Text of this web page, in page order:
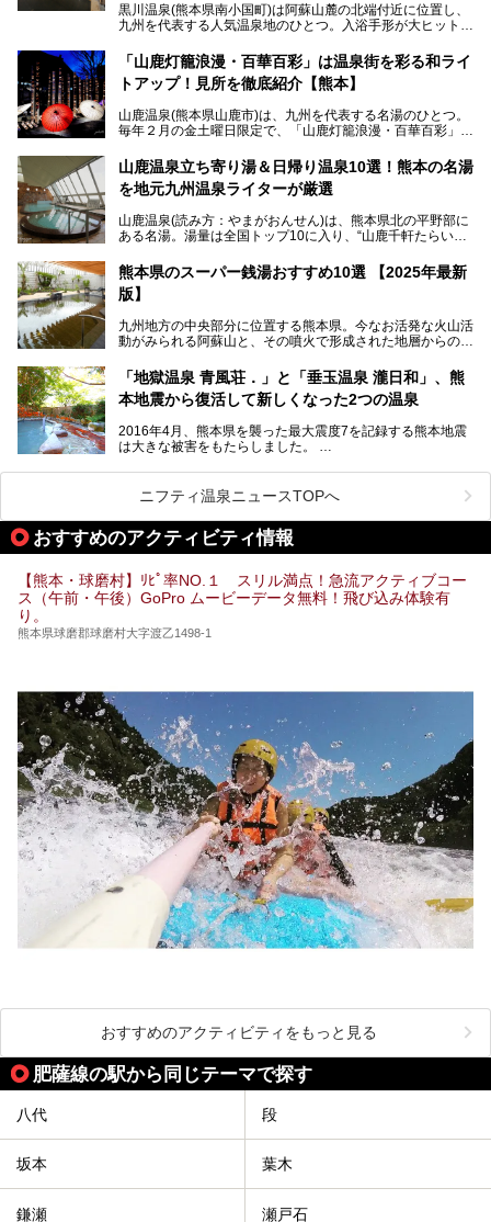
黒川温泉(熊本県南小国町)は阿蘇山麓の北端付近に位置し、
九州を代表する人気温泉地のひとつ。入浴手形が大ヒット
す。
中でも「耕きち(こうきち)の湯」は露天風呂を持たないもの
り一度廃業しましたが、2024年10月に営業再開。数多くの
温泉ファンに注目される名湯です。
今回は再開した耕きちの湯を訪問し、全浴室(男女別大浴
「山鹿灯籠浪漫・百華百彩」は温泉街を彩る和ライ
トアップ！見所を徹底紹介【熊本】
山鹿温泉(熊本県山鹿市)は、九州を代表する名湯のひとつ。
毎年２月の金土曜日限定で、「山鹿灯籠浪漫・百華百彩」
ます。和傘や竹、ろうそくなどを用いて、和情緒たっぷりの
ライトアップが無料で楽しめます。
日、の合計8日間開催。今回は地元九州在住の筆者が、その
見所を徹底紹介。併せて、その他イベントや立ち寄り湯も併
山鹿温泉立ち寄り湯＆日帰り温泉10選！熊本の名湯
を地元九州温泉ライターが厳選
山鹿温泉(読み方：やまがおんせん)は、熊本県北の平野部に
ある名湯。湯量は全国トップ10に入り、“山鹿千軒たらいな
泉質であり、お湯の良さにも定評があります。
今回は地元九州の温泉ライターの私が実際に入浴した中か
設・家族風呂の3パターンに分類し、合計10施設を厳選して
ご紹介。ぜひ、湯めぐりの参考にして下さいね！
熊本県のスーパー銭湯おすすめ10選 【2025年最新
版】
九州地方の中央部分に位置する熊本県。今なお活発な火山活
動がみられる阿蘇山と、その噴火で形成された地層からの湧
す。
そんな熊本県は、県内の至るところから温泉が湧いている温
泉県でもあります。山鹿温泉、玉名温泉、黒川温泉、人吉温
出すスーパー銭湯が豊富です。なかでも注目のスーパー銭湯
をピックアップしました。
「地獄温泉 青風荘．」と「垂玉温泉 瀧日和」、熊
本地震から復活して新しくなった2つの温泉
2016年4月、熊本県を襲った最大震度7を記録する熊本地震
は大きな被害をもたらしました。
阿蘇山麓の南阿蘇村の「地獄温泉 清風荘」、そして「清風
荘」から400mほど離れた「垂玉（たるたま）温泉 山口旅
館」の2軒は、この地震による土砂崩れなどのために、一時
期は孤立状態に。もしかしたらこの時のニュースで、「地獄
温泉」と「垂玉温泉」の名前を知った人もいるかもしれませ
ん。
この2軒は今どうなっているのでしょうか。実は現在は「地
獄温泉 青風荘．」「垂玉温泉 瀧日和」として営業を再開し
します。
ニフティ温泉ニュースTOPへ
おすすめのアクティビティ情報
【熊本・球磨村】ﾘﾋﾟ率NO.１ スリル満点！急流アクティブコー
ス（午前・午後）GoPro ムービーデータ無料！飛び込み体験有
り。
熊本県球磨郡球磨村大字渡乙1498-1
おすすめのアクティビティをもっと見る
肥薩線の駅から同じテーマで探す
八代 段
坂本 葉木
鎌瀬 瀬戸石